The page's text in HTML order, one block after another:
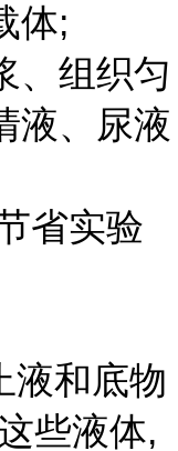
体;
、组织匀
液、尿液
省实验
液和底物
些液体,